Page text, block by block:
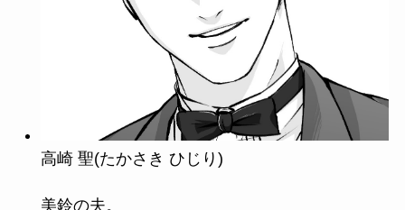
高崎 聖(たかさき ひじり)
美鈴の夫。